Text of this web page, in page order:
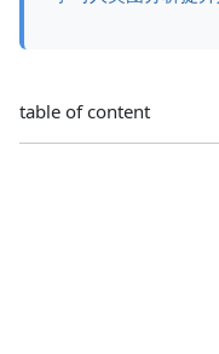
table of content